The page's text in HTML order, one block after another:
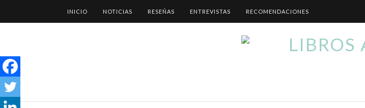
INICIO NOTICIAS RESEÑAS ENTREVISTAS RECOMENDACIONES